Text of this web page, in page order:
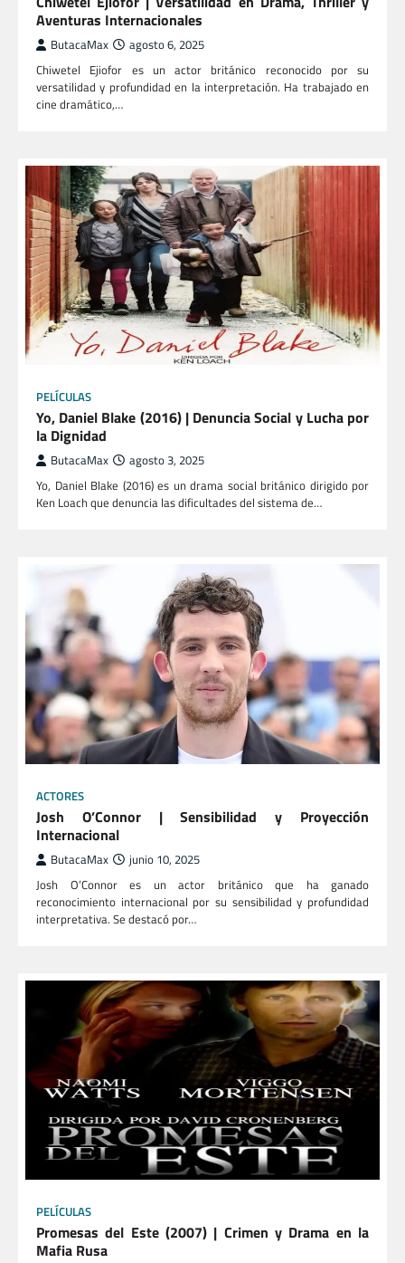
Aventuras Internacionales
ButacaMax agosto 6, 2025
Chiwetel Ejiofor es un actor británico reconocido por su
versatilidad y profundidad en la interpretación. Ha trabajado en
cine dramático,…
PELÍCULAS
Yo, Daniel Blake (2016) | Denuncia Social y Lucha por
la Dignidad
ButacaMax agosto 3, 2025
Yo, Daniel Blake (2016) es un drama social británico dirigido por
Ken Loach que denuncia las dificultades del sistema de…
ACTORES
Josh O’Connor | Sensibilidad y Proyección
Internacional
ButacaMax junio 10, 2025
Josh O’Connor es un actor británico que ha ganado
reconocimiento internacional por su sensibilidad y profundidad
interpretativa. Se destacó por…
PELÍCULAS
Promesas del Este (2007) | Crimen y Drama en la
Mafia Rusa